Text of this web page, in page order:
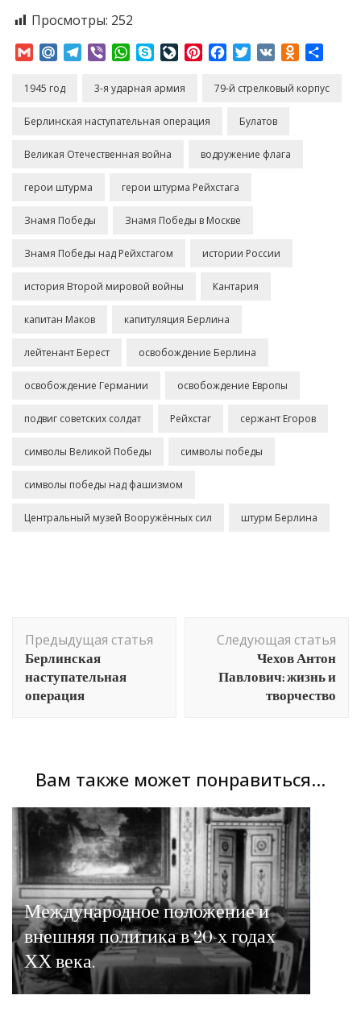
Просмотры: 252
GmailMail.RuTelegram
Viber WhatsApp
SkypeLiveJournal
PinterestFacebookTwitter
VK
1945 год 3-я ударная армия 79-й стрелковый корпус
Берлинская наступательная операция Булатов
Великая Отечественная война водружение флага
герои штурма герои штурма Рейхстага
Знамя Победы Знамя Победы в Москве
Знамя Победы над Рейхстагом истории России
история Второй мировой войны Кантария
капитан Маков капитуляция Берлина
лейтенант Берест освобождение Берлина
освобождение Германии освобождение Европы
подвиг советских солдат Рейхстаг сержант Егоров
символы Великой Победы символы победы
символы победы над фашизмом
Центральный музей Вооружённых сил штурм Берлина
по
записям
Предыдущая статья
Берлинская
наступательная
операция
Следующая статья
Чехов Антон
Павлович: жизнь и
творчество
Вам также может понравиться...
Международное положение и
внешняя политика в 20-х годах
ХХ века.